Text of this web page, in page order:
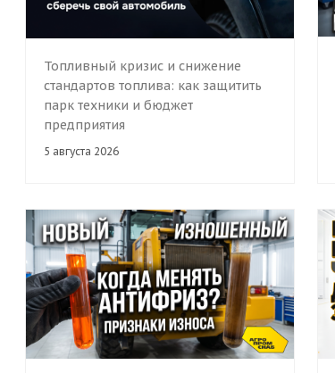
Топливный кризис и снижение
стандартов топлива: как защитить
парк техники и бюджет
предприятия
5 августа 2026